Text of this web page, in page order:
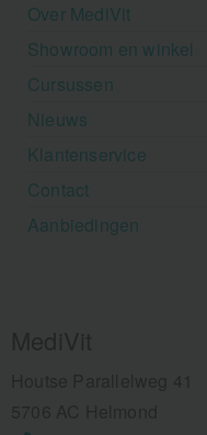
Over MediVit
Showroom en winkel
Cursussen
Nieuws
Klantenservice
Contact
Aanbiedingen